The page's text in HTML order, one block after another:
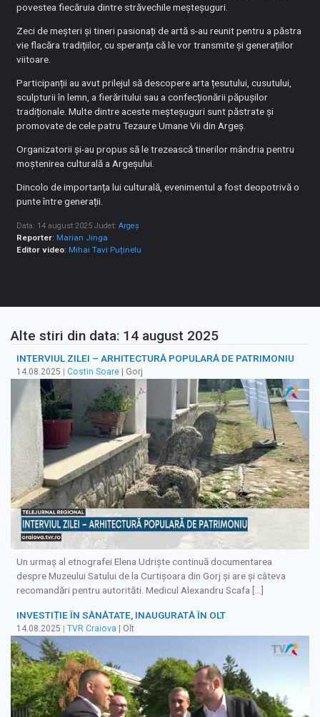
povestea fiecăruia dintre străvechile meșteșuguri.
Zeci de meșteri și tineri pasionați de artă s-au reunit pentru a păstra
vie flacăra tradițiilor, cu speranța că le vor transmite și generațiilor
viitoare.
Participanții au avut prilejul să descopere arta țesutului, cusutului,
sculpturii în lemn, a fierăritului sau a confecționării păpușilor
tradiționale. Multe dintre aceste meșteșuguri sunt păstrate și
promovate de cele patru Tezaure Umane Vii din Argeș.
Organizatorii și-au propus să le trezească tinerilor mândria pentru
moștenirea culturală a Argeșului.
Dincolo de importanța lui culturală, evenimentul a fost deopotrivă o
punte între generații.
Data: 14 august 2025 Judet:Argeș
Reporter: Marian Jinga
Editor video: Mihai Tavi Puținelu
Alte stiri din data: 14 august 2025
INTERVIUL ZILEI – ARHITECTURĂ POPULARĂ DE PATRIMONIU
14.08.2025 Costin Soare | Gorj
Un urmaș al etnografei Elena Udriște continuă documentarea
despre Muzeului Satului de la Curtișoara din Gorj și are și câteva
recomandări pentru autorităti. Medicul Alexandru Scafa […]
INVESTIȚIE ÎN SĂNĂTATE, INAUGURATĂ ÎN OLT
14.08.2025 | TVR Craiova | Olt